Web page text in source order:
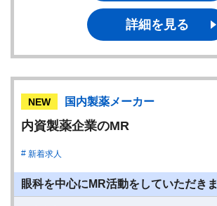
詳細を見る
NEW 国内製薬メーカー
内資製薬企業のMR
新着求人
眼科を中心にMR活動をしていただきま